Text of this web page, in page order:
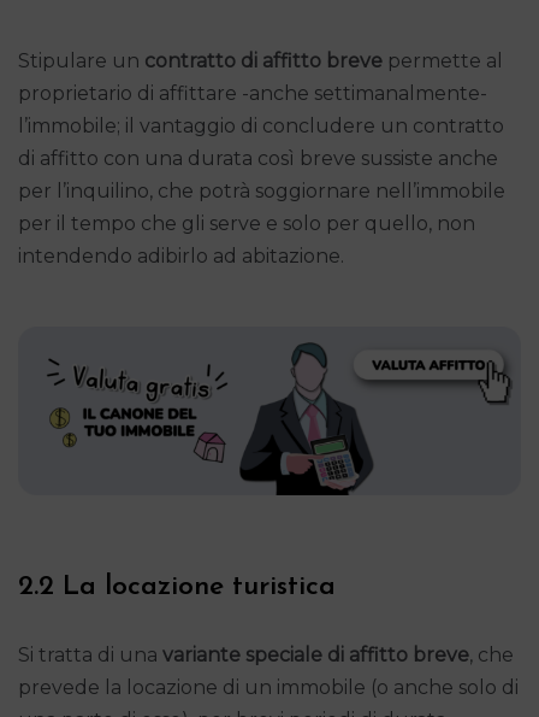
Stipulare un contratto di affitto breve permette al
proprietario di affittare -anche settimanalmente-
l’immobile; il vantaggio di concludere un contratto
di affitto con una durata così breve sussiste anche
per l’inquilino, che potrà soggiornare nell’immobile
per il tempo che gli serve e solo per quello, non
intendendo adibirlo ad abitazione.
2.2 La locazione turistica
Si tratta di una variante speciale di affitto breve, che
prevede la locazione di un immobile (o anche solo di